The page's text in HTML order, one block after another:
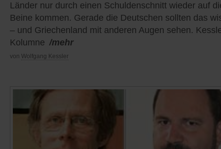
Länder nur durch einen Schuldenschnitt wieder auf
Beine kommen. Gerade die Deutschen sollten das
– und Griechenland mit anderen Augen sehen.
Kolumne /mehr
von Wolfgang Kessler